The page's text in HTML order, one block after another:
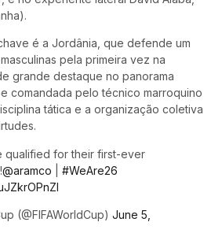
é a Jordânia, que defende um
pela primeira vez na
grande destaque no panorama
comandada pelo técnico marroquino
tática e a organização coletiva
qualified for their first-ever
!@aramco
#WeAre26
(@FIFAWorldCup) June 5,